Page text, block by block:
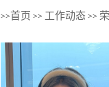
>>首页 >> 工作动态 >>